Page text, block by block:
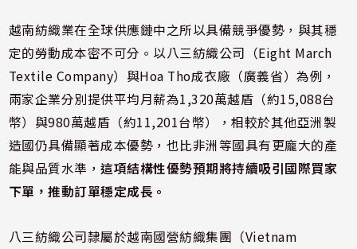
越南紡織業在全球供應鏈中之所以具備競爭優勢，與其穩
定的勞動成本密不可分。以八三紡織公司（Eight March
Textile Company）與Hoa Tho成衣廠（廣義省）為例，
兩家企業分別提供平均月薪為1,320萬越盾（約15,088台
幣）與980萬越盾（約11,201台幣），相較於其他亞洲製
造國仍具備顯著成本優勢，也比非洲等國具有更龐大的產
能與品質水準，這項結構性優勢預期將持續吸引國際買家
下單，推動訂單穩定成長。
八三紡織公司隸屬於越南國營紡織集團（Vietnam